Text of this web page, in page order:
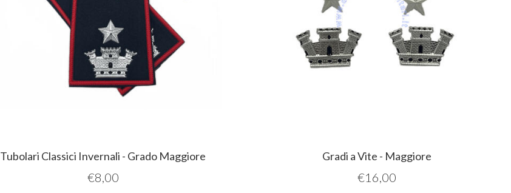
Tubolari Classici Invernali - Grado Maggiore
€8,00
Gradi a Vite - Maggiore
€16,00